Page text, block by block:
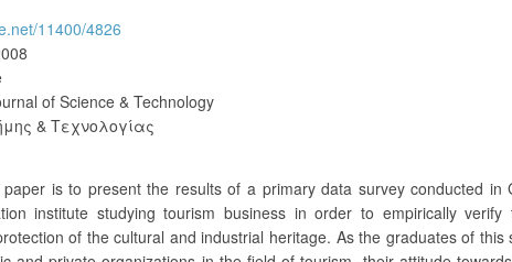
11400/4826
of Science & Technology
& Τεχνολογίας
is to present the results of a primary data survey conducted in
institute studying tourism business in order to empirically
of the cultural and industrial heritage. As the graduates of